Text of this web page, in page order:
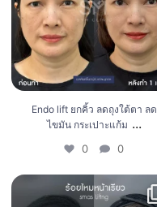
Endo lift ยกคิ้ว ลดถุงใต้ตา ลด
ไขมัน กระเปาะแก้ม ...
0 0
#symร้อยไหมยกsmas